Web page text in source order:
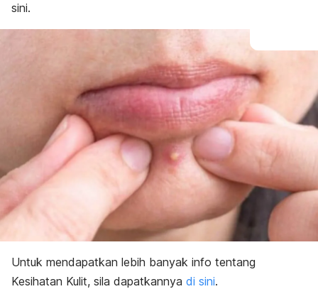
sini.
Untuk mendapatkan lebih banyak info tentang
Kesihatan Kulit, sila dapatkannya di sini.